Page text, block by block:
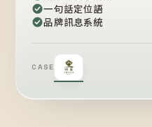
一句話定位語
品牌訊息系統
CASE